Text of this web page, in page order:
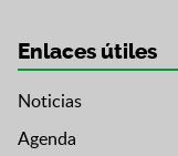
Enlaces útiles
Noticias
Agenda